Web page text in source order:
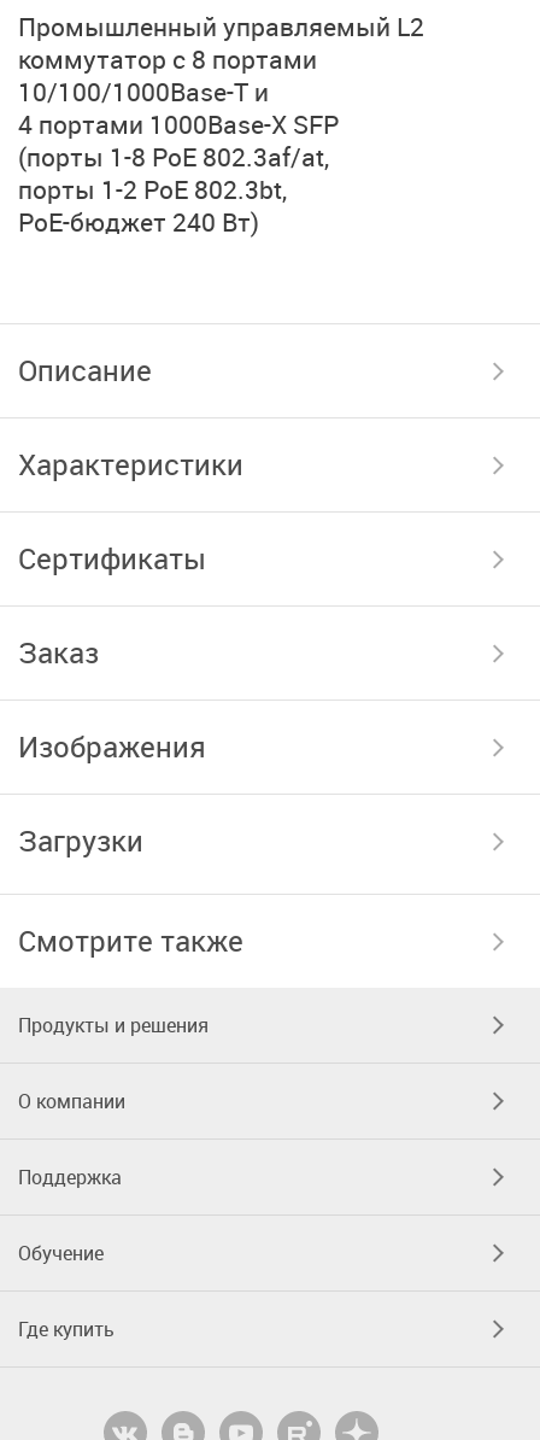
Промышленный управляемый L2
коммутатор с 8 портами
10/100/1000Base-T и
4 портами 1000Base-X SFP
(порты 1-8 PoE 802.3af/at,
порты 1-2 PoE 802.3bt,
PoE-бюджет 240 Вт)
Описание
Характеристики
Сертификаты
Заказ
Изображения
Загрузки
Смотрите также
Продукты и решения
О компании
Поддержка
Обучение
Где купить